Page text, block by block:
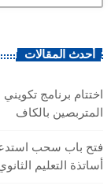
أحدث المقالات
اختتام برنامج
المتربصين بالكاف
فتح باب سحب
أساتذة التعليم